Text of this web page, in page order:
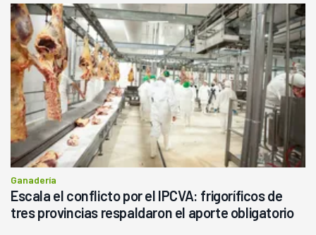
Ganadería
Escala el conflicto por el IPCVA: frigoríficos de
tres provincias respaldaron el aporte obligatorio